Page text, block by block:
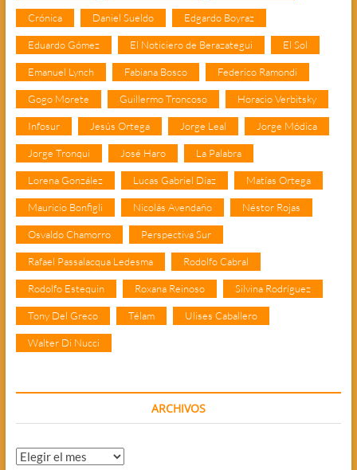
Crónica Daniel Sueldo Edgardo Boyraz
Eduardo Gómez El Noticiero de Berazategui El Sol
Emanuel Lynch Fabiana Bosco Federico Ramondi
Gogo Morete Guillermo Troncoso Horacio Verbitsky
Infosur Jesús Ortega Jorge Leal Jorge Módica
Jorge Tronqui José Haro La Palabra
Lorena González Lucas Gabriel Díaz Matías Ortega
Mauricio Bonfigli Nicolás Avendaño Néstor Rojas
Osvaldo Chamorro Perspectiva Sur
Rafael Passalacqua Ledesma Rodolfo Cabral
Rodolfo Estequin Roxana Reinoso Silvina Rodríguez
Tony Del Greco Télam Ulises Caballero
Walter Di Nucci
ARCHIVOS
Archivos